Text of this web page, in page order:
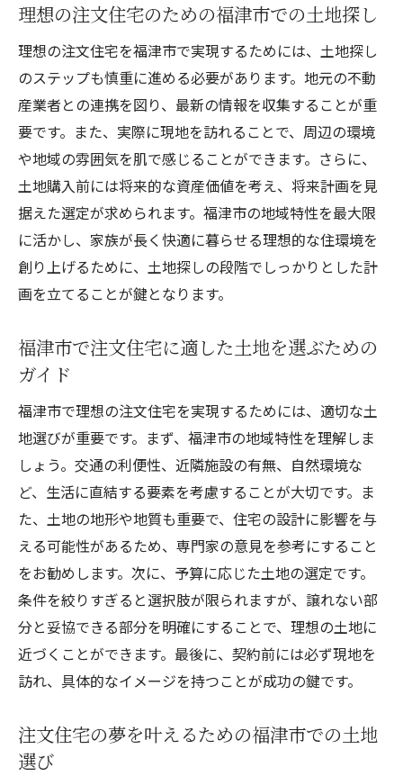
理想の注文住宅のための福津市での土地探し
理想の注文住宅を福津市で実現するためには、土地探し
のステップも慎重に進める必要があります。地元の不動
産業者との連携を図り、最新の情報を収集することが重
要です。また、実際に現地を訪れることで、周辺の環境
や地域の雰囲気を肌で感じることができます。さらに、
土地購入前には将来的な資産価値を考え、将来計画を見
据えた選定が求められます。福津市の地域特性を最大限
に活かし、家族が長く快適に暮らせる理想的な住環境を
創り上げるために、土地探しの段階でしっかりとした計
画を立てることが鍵となります。
福津市で注文住宅に適した土地を選ぶための
ガイド
福津市で理想の注文住宅を実現するためには、適切な土
地選びが重要です。まず、福津市の地域特性を理解しま
しょう。交通の利便性、近隣施設の有無、自然環境な
ど、生活に直結する要素を考慮することが大切です。ま
た、土地の地形や地質も重要で、住宅の設計に影響を与
える可能性があるため、専門家の意見を参考にすること
をお勧めします。次に、予算に応じた土地の選定です。
条件を絞りすぎると選択肢が限られますが、譲れない部
分と妥協できる部分を明確にすることで、理想の土地に
近づくことができます。最後に、契約前には必ず現地を
訪れ、具体的なイメージを持つことが成功の鍵です。
注文住宅の夢を叶えるための福津市での土地
選び